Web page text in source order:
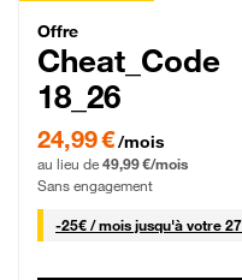
Cheat_Code
Offre
Cheat_Code
18_26
24,99 € par mois pendant 0
24,99 €/mois
au lieu de 49,99 €/mois
Sans engagement
-25€ / mois25 € par mois
jusqu'à votre